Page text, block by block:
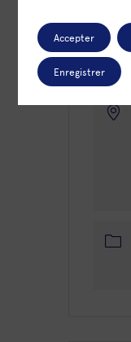
Accepter
Enregistrer